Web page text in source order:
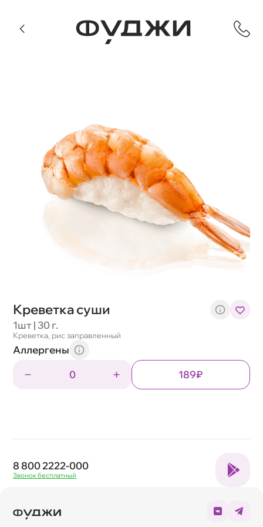
Креветка суши
1шт | 30 г.
Креветка, рис заправленный
Аллергены
0
189₽
8 800 2222-000
Звонок бесплатный